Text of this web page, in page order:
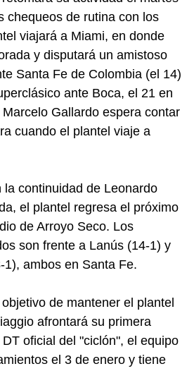
chequeos de rutina con los
viajará a Miami, en donde
y disputará un amistoso
Santa Fe de Colombia (el 14)
ante Boca, el 21 en
Gallardo espera contar
cuando el plantel viaje a
la continuidad de Leonardo
el plantel regresa el próximo
de Arroyo Seco. Los
son frente a Lanús (14-1) y
ambos en Santa Fe.
de mantener el plantel
afrontará su primera
oficial del "ciclón", el equipo
el 3 de enero y tiene